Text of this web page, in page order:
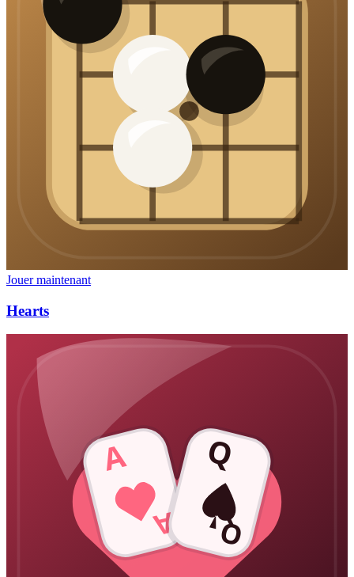
Jouer maintenant
Hearts
A
A
Q
Q